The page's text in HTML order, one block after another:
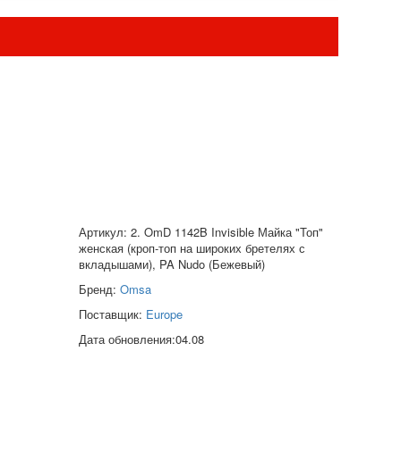
Артикул: 2. OmD 1142B Invisible Майка "Топ"
женская (кроп-топ на широких бретелях с
вкладышами), PA Nudo (Бежевый)
Бренд: Omsa
Поставщик: Europe
Дата обновления:04.08